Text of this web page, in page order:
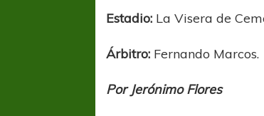
Estadio: La Visera de
Árbitro: Fernando Marcos.
Por Jerónimo Flores